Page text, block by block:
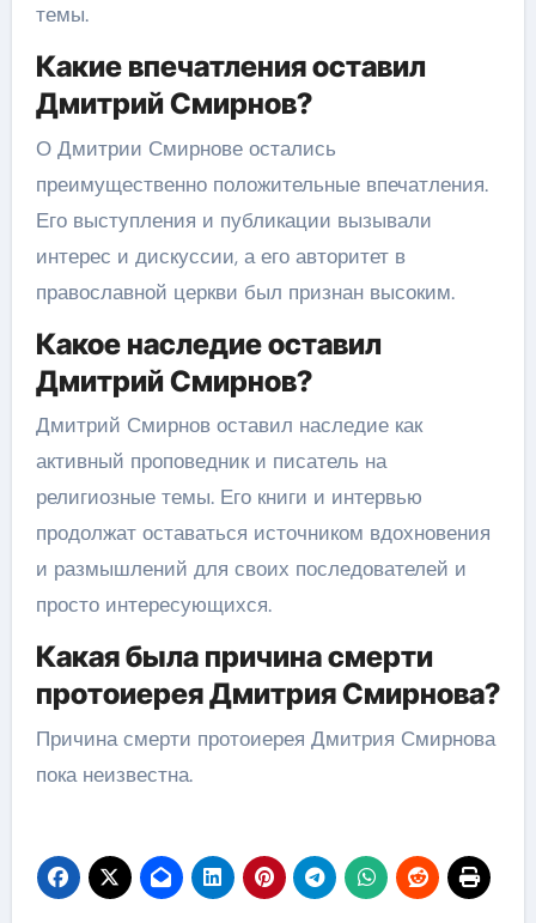
темы.
Какие впечатления оставил
Дмитрий Смирнов?
О Дмитрии Смирнове остались
преимущественно положительные впечатления.
Его выступления и публикации вызывали
интерес и дискуссии, а его авторитет в
православной церкви был признан высоким.
Какое наследие оставил
Дмитрий Смирнов?
Дмитрий Смирнов оставил наследие как
активный проповедник и писатель на
религиозные темы. Его книги и интервью
продолжат оставаться источником вдохновения
и размышлений для своих последователей и
просто интересующихся.
Какая была причина смерти
протоиерея Дмитрия Смирнова?
Причина смерти протоиерея Дмитрия Смирнова
пока неизвестна.